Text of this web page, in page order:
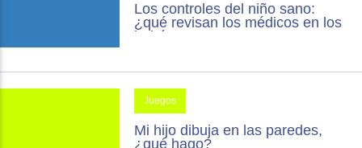
Los controles del niño sano:
¿qué revisan los médicos en los
bebés?
Juegos
Mi hijo dibuja en las paredes,
¿qué hago?